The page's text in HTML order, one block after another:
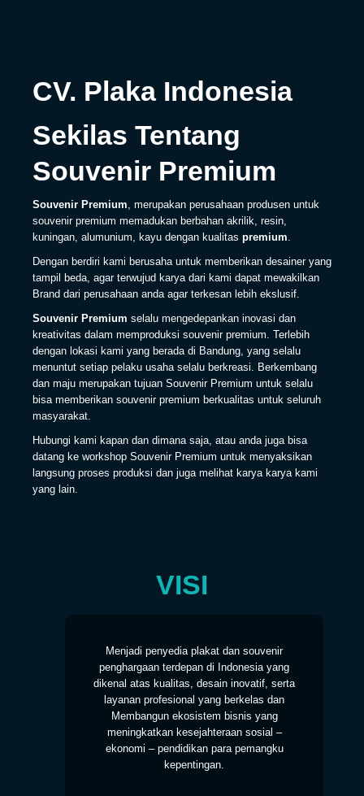
CV. Plaka Indonesia
Sekilas Tentang
Souvenir Premium
Souvenir Premium, merupakan perusahaan produsen untuk
souvenir premium memadukan berbahan akrilik, resin,
kuningan, alumunium, kayu dengan kualitas premium.
Dengan berdiri kami berusaha untuk memberikan desainer yang
tampil beda, agar terwujud karya dari kami dapat mewakilkan
Brand dari perusahaan anda agar terkesan lebih ekslusif.
Souvenir Premium selalu mengedepankan inovasi dan
kreativitas dalam memproduksi souvenir premium. Terlebih
dengan lokasi kami yang berada di Bandung, yang selalu
menuntut setiap pelaku usaha selalu berkreasi. Berkembang
dan maju merupakan tujuan Souvenir Premium untuk selalu
bisa memberikan souvenir premium berkualitas untuk seluruh
masyarakat.
Hubungi kami kapan dan dimana saja, atau anda juga bisa
datang ke workshop Souvenir Premium untuk menyaksikan
langsung proses produksi dan juga melihat karya karya kami
yang lain.
VISI
Menjadi penyedia plakat dan souvenir
penghargaan terdepan di Indonesia yang
dikenal atas kualitas, desain inovatif, serta
layanan profesional yang berkelas dan
Membangun ekosistem bisnis yang
meningkatkan kesejahteraan sosial –
ekonomi – pendidikan para pemangku
kepentingan.